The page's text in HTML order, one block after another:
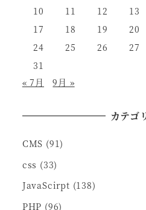
10
11 12 13
17
18 19 20
24
25 26 27
31
« 7月
9月 »
カテゴ
CMS (91)
css (33)
JavaScirpt (138)
PHP (96)